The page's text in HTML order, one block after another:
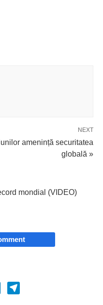
NEXT
amenință securitatea
globală »
mondial (VIDEO)